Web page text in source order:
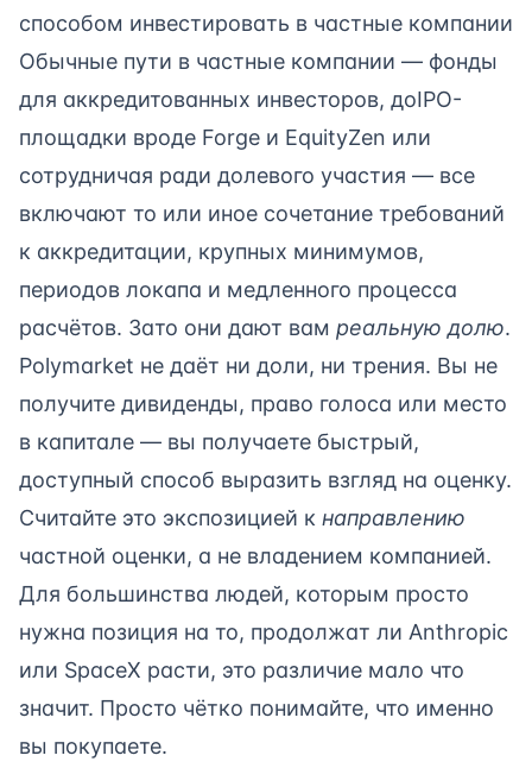
способом инвестировать в частные компании
Обычные пути в частные компании — фонды
для аккредитованных инвесторов, доIPO-
площадки вроде Forge и EquityZen или
сотрудничая ради долевого участия — все
включают то или иное сочетание требований
к аккредитации, крупных минимумов,
периодов локапа и медленного процесса
расчётов. Зато они дают вам реальную долю.
Polymarket не даёт ни доли, ни трения. Вы не
получите дивиденды, право голоса или место
в капитале — вы получаете быстрый,
доступный способ выразить взгляд на оценку.
Считайте это экспозицией к направлению
частной оценки, а не владением компанией.
Для большинства людей, которым просто
нужна позиция на то, продолжат ли Anthropic
или SpaceX расти, это различие мало что
значит. Просто чётко понимайте, что именно
вы покупаете.